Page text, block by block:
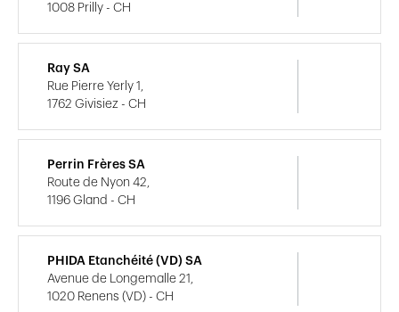
1008 Prilly - CH
Ray SA
Rue Pierre Yerly 1,
1762 Givisiez - CH
Perrin Frères SA
Route de Nyon 42,
1196 Gland - CH
PHIDA Etanchéité (VD) SA
Avenue de Longemalle 21,
1020 Renens (VD) - CH